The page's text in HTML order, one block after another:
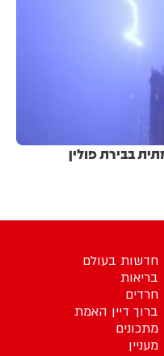
בבירת פולין
חדשות בעולם
בריאות
חרדים
ברוך דיין האמת
מתכונים
מעניין